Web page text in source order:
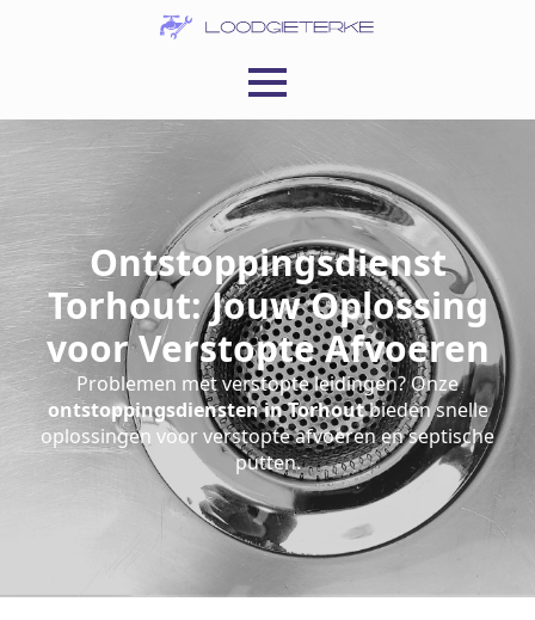
Ontstoppingsdienst
Torhout: Jouw Oplossing
voor Verstopte Afvoeren
Problemen met verstopte leidingen? Onze
ontstoppingsdiensten in Torhoutbieden snelle
oplossingen voor verstopte afvoeren en septische
putten.